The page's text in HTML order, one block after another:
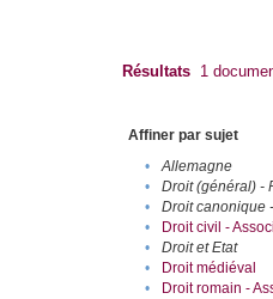
Résultats 1
Affiner par sujet
•
Allemagne
•
Droit (général) -
•
Droit canonique
•
Droit civil -
•
Droit et Etat
•
Droit médiéval
•
Droit romain -